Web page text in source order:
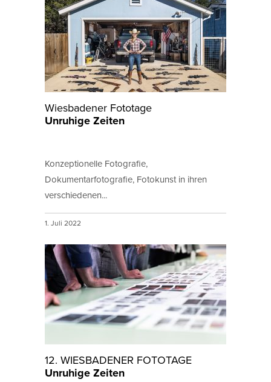
Wiesbadener Fototage
Unruhige Zeiten
Konzeptionelle Fotografie,
Dokumentarfotografie, Fotokunst in ihren
verschiedenen...
1. Juli 2022
12. WIESBADENER FOTOTAGE
Unruhige Zeiten